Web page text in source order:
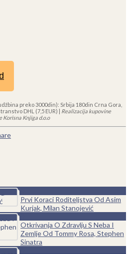
preko 3000din): Srbija 180din Crna Gora,
DHL (7,5 EUR) | Realizacija kupovine
Korisna Knjiga d.o.o
Prvi Koraci Roditeljstva Od Asim
Kurjak, Milan Stanojević
Otkrivanja O Zdravlju S Neba I
Zemlje Od Tommy Rosa, Stephen
Sinatra